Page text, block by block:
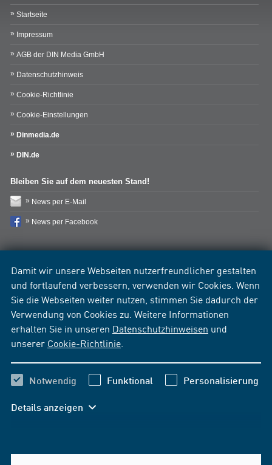
Damit wir unsere Webseiten nutzerfreundlicher gestalten
und fortlaufend verbessern, verwenden wir Cookies. Wenn
Sie die Webseiten weiter nutzen, stimmen Sie dadurch der
Verwendung von Cookies zu. Weitere Informationen
erhalten Sie in unseren Datenschutzhinweisen und
unserer Cookie-Richtlinie
Notwendig Funktional Personalisierung
Details anzeigen
Startseite
Impressum
AGB der DIN Media GmbH
Datenschutzhinweis
Cookie-Richtlinie
Cookie-Einstellungen
Dinmedia.de
DIN.de
Bleiben Sie auf dem neuesten Stand!
News per E-Mail
News per Facebook